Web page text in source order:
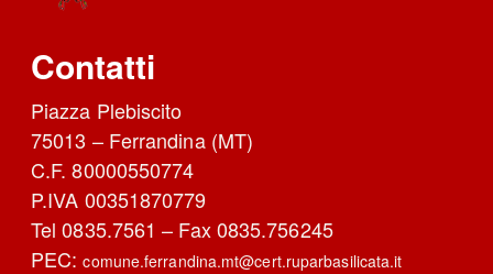
Contatti
Piazza Plebiscito
75013 – Ferrandina (MT)
C.F. 80000550774
P.IVA 00351870779
Tel 0835.7561 – Fax 0835.756245
PEC:comune.ferrandina.mt@cert.ruparbasilicata.it